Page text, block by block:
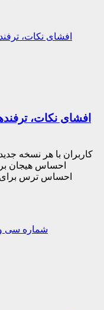
کاربران با هر نسخه
احساس هیجان
احساس ترس برای